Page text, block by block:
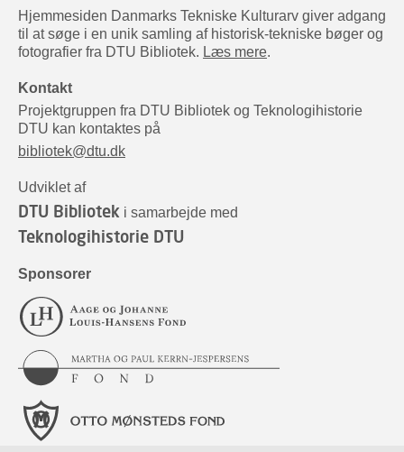
Hjemmesiden Danmarks Tekniske Kulturarv giver adgang
til at søge i en unik samling af historisk-tekniske bøger og
fotografier fra DTU Bibliotek. Læs mere.
Kontakt
Projektgruppen fra DTU Bibliotek og Teknologihistorie
DTU kan kontaktes på
bibliotek@dtu.dk
Udviklet af
DTU Bibliotek i samarbejde med
Teknologihistorie DTU
Sponsorer